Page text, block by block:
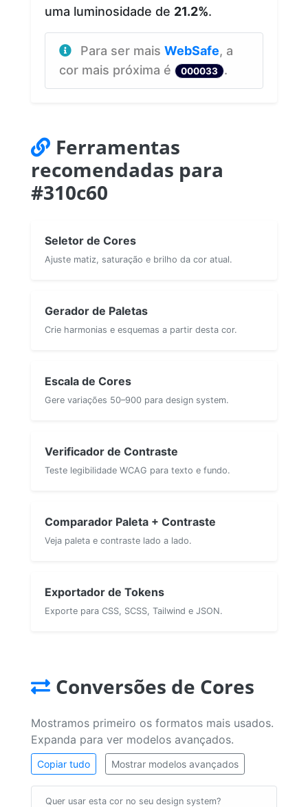
uma luminosidade de 21.2%.
Para ser mais WebSafe, a
cor mais próxima é
000033 .
Ferramentas
recomendadas para
#310c60
Seletor de Cores
Ajuste matiz, saturação e brilho da cor atual.
Gerador de Paletas
Crie harmonias e esquemas a partir desta cor.
Escala de Cores
Gere variações 50–900 para design system.
Verificador de Contraste
Teste legibilidade WCAG para texto e fundo.
Comparador Paleta + Contraste
Veja paleta e contraste lado a lado.
Exportador de Tokens
Exporte para CSS, SCSS, Tailwind e JSON.
Conversões de Cores
Mostramos primeiro os formatos mais usados.
Expanda para ver modelos avançados.
Copiar tudo Mostrar modelos avançados
Quer usar esta cor no seu design system?